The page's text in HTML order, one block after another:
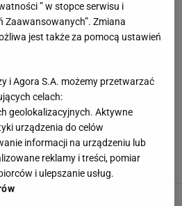
z folią pod telewizorem. Lepiej
zasadzie
do domu bez zaproszenia?
oknie, a zmienią kierunek
WIĘCEJ TEMATÓW
” w stopce serwisu i
Zaawansowanych”. Zmiana
jest także za pomocą ustawień
i Agora S.A. możemy przetwarzać
celach:
geolokalizacyjnych. Aktywne
urządzenia do celów
informacji na urządzeniu lub
reklamy i treści, pomiar
i ulepszanie usług.